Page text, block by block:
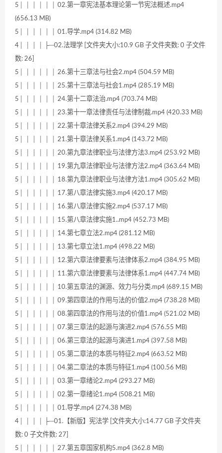
5│ │ │ │ │ │ 02.第一章宪法基本理论第一节宪法概述.mp4
(656.13 MB)
5│ │ │ │ │ │ 01.导学.mp4 (314.82 MB)
4│ │ │ │ ├─02.法理学 [文件夹大小:10.9 GB 子文件夹数: 0 子文件
数: 26]
5│ │ │ │ │ │ 26.第十三章法与社会2.mp4 (504.59 MB)
5│ │ │ │ │ │ 25.第十三章法与社会1.mp4 (285.19 MB)
5│ │ │ │ │ │ 24.第十二章法治.mp4 (703.74 MB)
5│ │ │ │ │ │ 23.第十一章法律责任与法律制裁.mp4 (420.33 MB)
5│ │ │ │ │ │ 22.第十章法律关系2.mp4 (394.29 MB)
5│ │ │ │ │ │ 21.第十章法律关系1.mp4 (143.72 MB)
5│ │ │ │ │ │ 20.第九章法律职业与法律方法3.mp4 (253.92 MB)
5│ │ │ │ │ │ 19.第九章法律职业与法律方法2.mp4 (363.64 MB)
5│ │ │ │ │ │ 18.第九章法律职业与法律方法1.mp4 (305.62 MB)
5│ │ │ │ │ │ 17.第八章法律实施3.mp4 (420.17 MB)
5│ │ │ │ │ │ 16.第八章法律实施2.mp4 (537.17 MB)
5│ │ │ │ │ │ 15.第八章法律实施1..mp4 (452.73 MB)
5│ │ │ │ │ │ 14.第七章立法2.mp4 (281.12 MB)
5│ │ │ │ │ │ 13.第七章立法1.mp4 (498.22 MB)
5│ │ │ │ │ │ 12.第六章法律要素与法律体系2.mp4 (384.95 MB)
5│ │ │ │ │ │ 11.第六章法律要素与法律体系1.mp4 (447.74 MB)
5│ │ │ │ │ │ 10.第五章法的渊源、效力与分类.mp4 (689.15 MB)
5│ │ │ │ │ │ 09.第四章法的作用与法的价值2.mp4 (738.28 MB)
5│ │ │ │ │ │ 08.第四章法的作用与法的价值1.mp4 (521.02 MB)
5│ │ │ │ │ │ 07.第三章法的起源与演进2.mp4 (576.55 MB)
5│ │ │ │ │ │ 06.第三章法的起源与演进1.mp4 (397.58 MB)
5│ │ │ │ │ │ 05.第二章法的本质与特征2.mp4 (663.52 MB)
5│ │ │ │ │ │ 04.第二章法的本质与特征1.mp4 (100.56 MB)
5│ │ │ │ │ │ 03.第一章绪论2.mp4 (293.27 MB)
5│ │ │ │ │ │ 02.第一章绪论1.mp4 (508.21 MB)
5│ │ │ │ │ │ 01.导学.mp4 (274.38 MB)
4│ │ │ │ ├─01.【新版】宪法学 [文件夹大小:14.77 GB 子文件夹
数: 0 子文件数: 27]
5│ │ │ │ │ │ 27.第五章国家机构5.mp4 (362.8 MB)